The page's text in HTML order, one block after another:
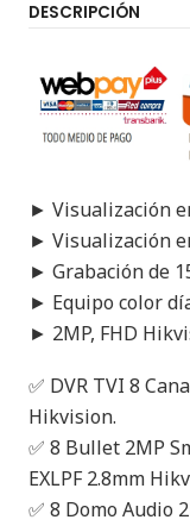
DESCRIPCIÓN
► Visualización
► Visualización
► Grabación de
► Equipo color
► 2MP, FHD
✅ DVR TVI 8
Hikvision.
✅ 8 Bullet 2MP
EXLPF 2.8mm
✅ 8 Domo Audio